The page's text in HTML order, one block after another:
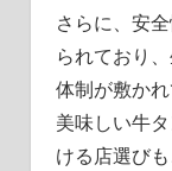
さらに、安
られており
体制が敷か
美味しい牛
ける店選び